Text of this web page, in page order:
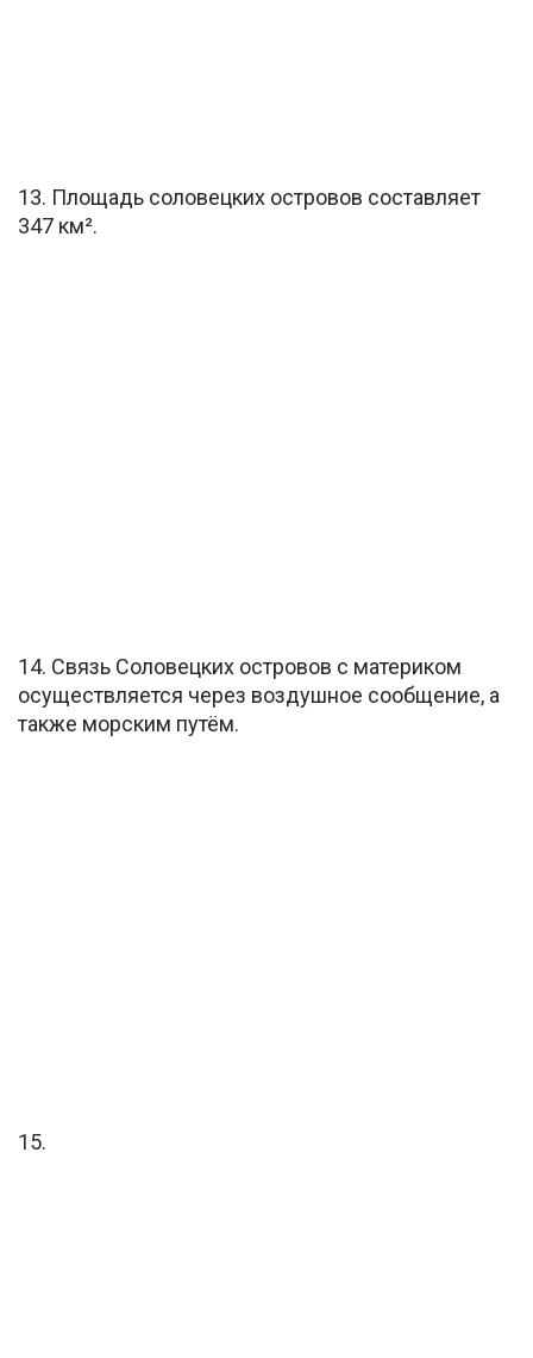
13. Площадь соловецких островов составляет
347 км².
14. Связь Соловецких островов с материком
осуществляется через воздушное сообщение, а
также морским путём.
15.